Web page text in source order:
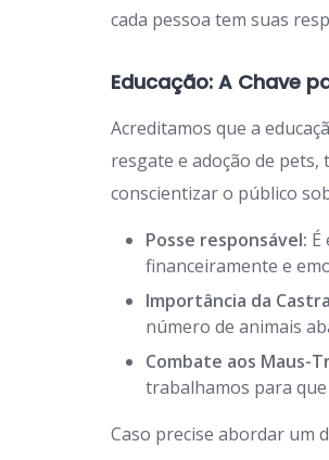
cada pessoa tem suas
Educação: A Chave
Acreditamos que a
resgate e adoção de
conscientizar o público
Posse responsável: É
financeiramente e
Importância da
número de animais
Combate aos Maus-
trabalhamos para
Caso precise abordar um